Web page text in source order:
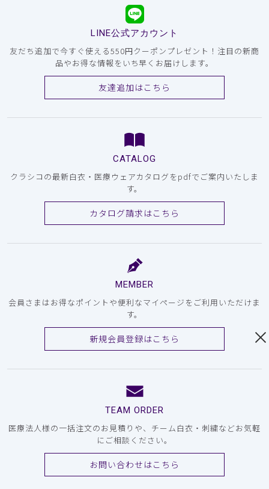
LINE公式アカウント
友だち追加で今すぐ使える550円クーポンプレゼント！注目の新商
品やお得な情報をいち早くお届けします。
友達追加はこちら
CATALOG
クラシコの最新白衣・医療ウェアカタログをpdfでご案内いたしま
す。
カタログ請求はこちら
MEMBER
会員さまはお得なポイントや便利なマイページをご利用いただけま
す。
新規会員登録はこちら
TEAM ORDER
医療法人様の一括注文のお見積りや、チーム白衣・刺繍などお気軽
にご相談ください。
お問い合わせはこちら